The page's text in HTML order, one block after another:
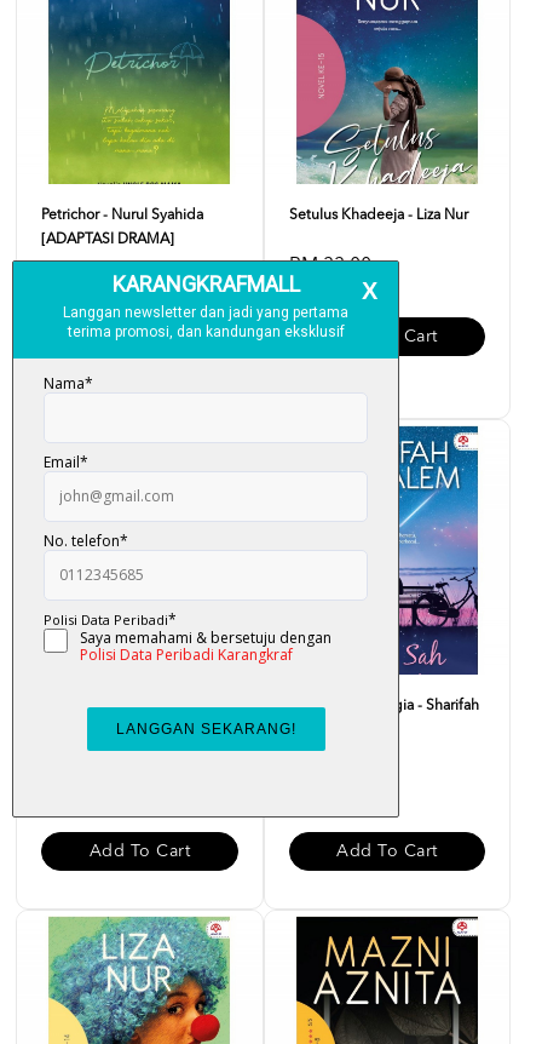
Petrichor - Nurul Syahida
[ADAPTASI DRAMA]
RM 29.00
Add To Cart
Setulus Khadeeja - Liza Nur
RM 33.00
Add To Cart
Andai Itu Takdirnya - Siti
Add To Cart
Syarat Sah Bahagia - Sharifah
Abu Salem
Add To Cart